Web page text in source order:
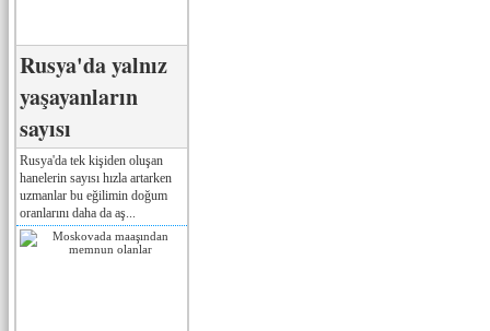
Rusya'da yalnız
yaşayanların
sayısı
Rusya'da tek kişiden oluşan
hanelerin sayısı hızla artarken
uzmanlar bu eğilimin doğum
oranlarını daha da aş...